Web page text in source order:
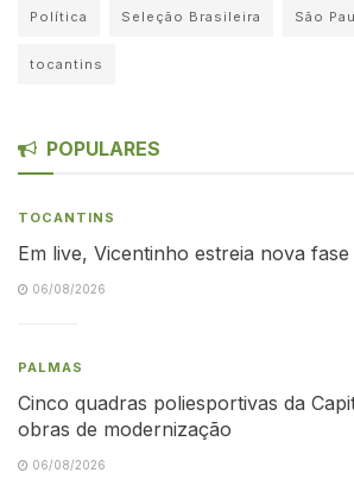
Política Seleção Brasileira São
tocantins
POPULARES
TOCANTINS
Em live, Vicentinho estreia nova
06/08/2026
PALMAS
Cinco quadras poliesportivas da
obras de modernização
06/08/2026